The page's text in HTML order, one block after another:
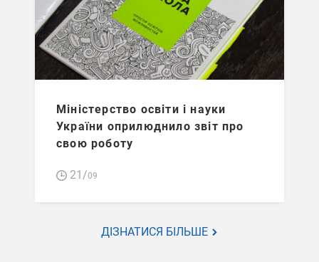
Міністерство освіти і науки
України оприлюднило звіт про
свою роботу
21/09
ДІЗНАТИСЯ БІЛЬШЕ